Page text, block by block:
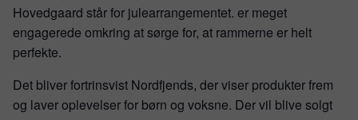
Hovedgaard står for julearrangementet. er meget
engagerede omkring at sørge for, at rammerne er helt
perfekte.
Det bliver fortrinsvist Nordfjends, der viser produkter frem
og laver oplevelser for børn og voksne. Der vil blive solgt